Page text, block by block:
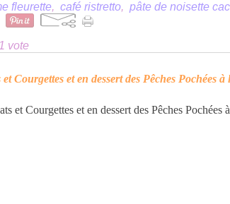
fleurette, café ristretto, pâte de noisette
1 vote
Courgettes et en dessert des Pêches Pochées à